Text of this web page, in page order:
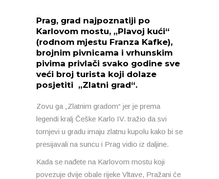
Prag, grad najpoznatiji po
Karlovom mostu, „Plavoj kući“
(rodnom mjestu Franza Kafke),
brojnim pivnicama i vrhunskim
pivima privlači svako godine sve
veći broj turista koji dolaze
posjetiti „Zlatni grad“.
Zovu ga „Zlatnim gradom“ jer je prema
legendi kralj Češke Karlo IV. tražio da svi
tornjevi u gradu imaju zlatnu kupolu kako bi se
presijavali na suncu i Prag vidio iz daljine.
Kada se nađete na Karlovom mostu koji
povezuje dvije obale rijeke Vltave, Pražani će